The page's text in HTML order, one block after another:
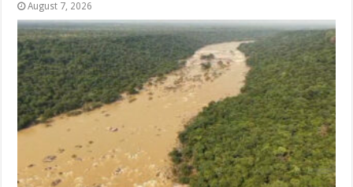
August 7, 2026